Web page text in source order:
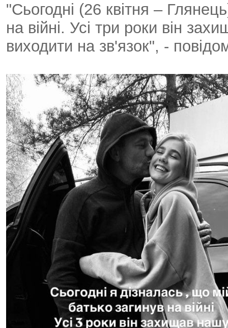
"Сьогодні (26 квітня –
на війні. Усі три роки він
виходити на зв'язок", -